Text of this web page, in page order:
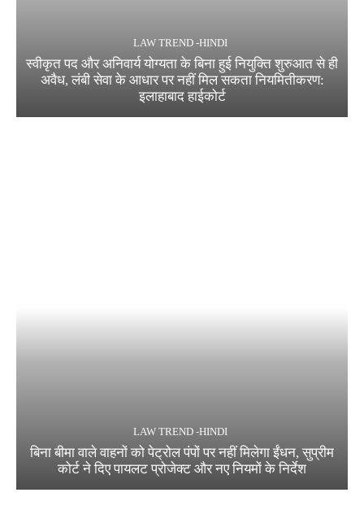
LAW TREND -HINDI
स्वीकृत पद और अनिवार्य योग्यता के बिना हुई नियुक्ति शुरुआत से ही
अवैध, लंबी सेवा के आधार पर नहीं मिल सकता नियमितीकरण:
इलाहाबाद हाईकोर्ट
LAW TREND -HINDI
बिना बीमा वाले वाहनों को पेट्रोल पंपों पर नहीं मिलेगा ईंधन, सुप्रीम
कोर्ट ने दिए पायलट प्रोजेक्ट और नए नियमों के निर्देश